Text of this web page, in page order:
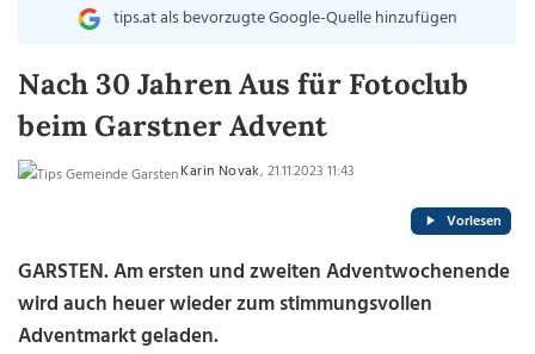
tips.at als bevorzugte Google-Quelle hinzufügen
Nach 30 Jahren Aus für Fotoclub
beim Garstner Advent
Karin Novak, 21.11.2023 11:43
Vorlesen
GARSTEN. Am ersten und zweiten Adventwochenende
wird auch heuer wieder zum stimmungsvollen
Adventmarkt geladen.